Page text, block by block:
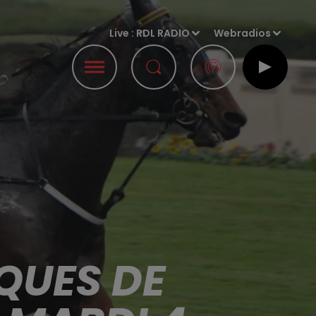
Live : RDL RADIO Webradios
DE